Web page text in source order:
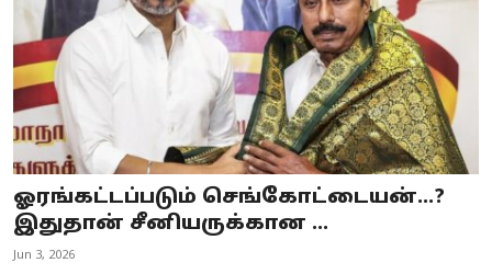
Crime
Tamilnadu
National
World
Astrology
Spirituality
ஓரங்கட்டப்படும் செங்கோட்டையன்...?
இதுதான் சீனியருக்கான ...
Jun 3, 2026